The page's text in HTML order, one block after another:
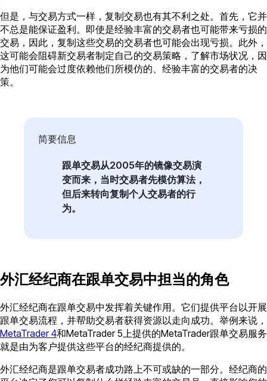
但是，与交易方式一样，复制交易也有其不利之处。首先，它并
不总是能保证盈利。即使是经验丰富的交易者也可能带来亏损的
交易，因此，复制这些交易的交易者也可能会出现亏损。此外，
这可能会阻碍新交易者制定自己的交易策略，了解市场状况，因
为他们可能会过度依赖他们所模仿的、经验丰富的交易者的决
策。
跟单交易从2005年的镜像交易演
变而来，当时交易者先模仿算法，
但后来转向复制个人交易者的行
为。
简要信息
外汇经纪商在跟单交易中担当的角色
外汇经纪商在跟单交易中发挥着关键作用。它们提供平台以开展
跟单交易流程，并帮助交易者获得资源以走向成功。举例来说，
MetaTrader 4和MetaTrader 5上提供的MetaTrader跟单交易服务
就是由为客户提供这些平台的经纪商提供的。
外汇经纪商是跟单交易者成功路上不可或缺的一部分。经纪商的